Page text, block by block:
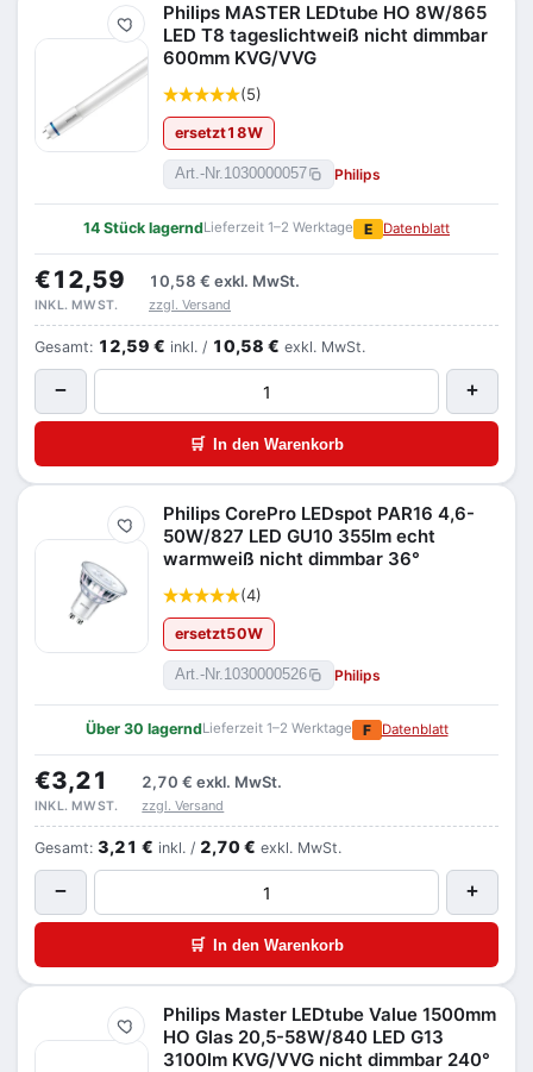
Merken
Philips MASTER LEDtube HO 8W/865
LED T8 tageslichtweiß nicht dimmbar
600mm KVG/VVG
(5)
ersetzt18W
Art.-Nr.1030000057 Philips
14 Stück lagerndLieferzeit 1–2 Werktage E Datenblatt
€12,59 10,58 € exkl. MwSt.
INKL. MWST. zzgl. Versand
Gesamt: 12,59 € inkl. / 10,58 € exkl. MwSt.
− +
🛒 In den Warenkorb
Merken
Philips CorePro LEDspot PAR16 4,6-
50W/827 LED GU10 355lm echt
warmweiß nicht dimmbar 36°
(4)
ersetzt50W
Art.-Nr.1030000526 Philips
Über 30 lagerndLieferzeit 1–2 Werktage F Datenblatt
€3,21 2,70 € exkl. MwSt.
INKL. MWST. zzgl. Versand
Gesamt: 3,21 € inkl. / 2,70 € exkl. MwSt.
− +
🛒 In den Warenkorb
Merken
Philips Master LEDtube Value 1500mm
HO Glas 20,5-58W/840 LED G13
3100lm KVG/VVG nicht dimmbar 240°